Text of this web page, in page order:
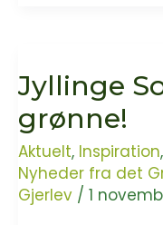
på
større
teologisk
pointe
Jyllinge
grønne!
Aktuelt, Inspiration,
Nyheder fra det
Gjerlev / 1